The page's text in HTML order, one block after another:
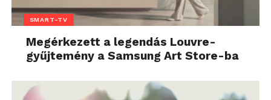
SMART-TV
Megérkezett a legendás Louvre-
gyűjtemény a Samsung Art Store-ba